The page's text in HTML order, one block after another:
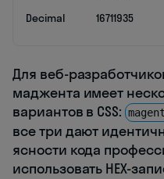
Decimal
16711935
Для веб-
маджента имеет
вариантов в CSS:
все три дают
ясности кода
использовать HEX-